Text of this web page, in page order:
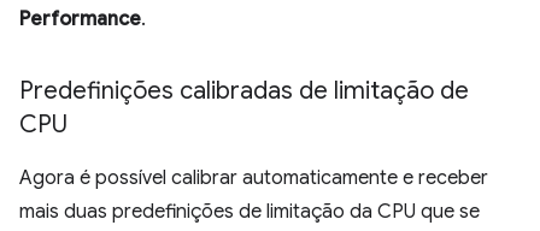
Performance.
Predefinições calibradas de limitação de
CPU
Agora é possível calibrar automaticamente e receber
mais duas predefinições de limitação da CPU que se